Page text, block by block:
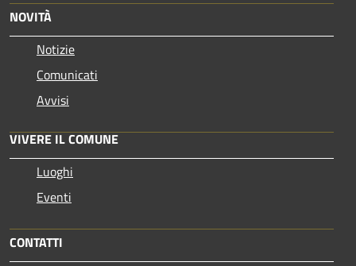
NOVITÀ
Notizie
Comunicati
Avvisi
VIVERE IL COMUNE
Luoghi
Eventi
CONTATTI